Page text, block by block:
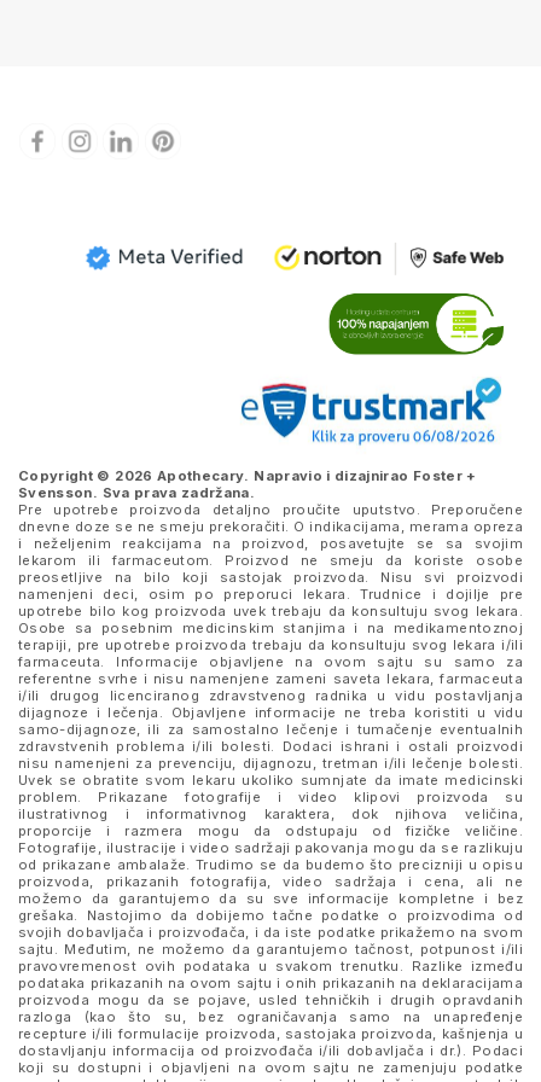
Copyright © 2026 Apothecary. Napravio i dizajnirao Foster +
Svensson. Sva prava zadržana.
Pre upotrebe proizvoda detaljno proučite uputstvo. Preporučene
dnevne doze se ne smeju prekoračiti. O indikacijama, merama opreza
i neželjenim reakcijama na proizvod, posavetujte se sa svojim
lekarom ili farmaceutom. Proizvod ne smeju da koriste osobe
preosetljive na bilo koji sastojak proizvoda. Nisu svi proizvodi
namenjeni deci, osim po preporuci lekara. Trudnice i dojilje pre
upotrebe bilo kog proizvoda uvek trebaju da konsultuju svog lekara.
Osobe sa posebnim medicinskim stanjima i na medikamentoznoj
terapiji, pre upotrebe proizvoda trebaju da konsultuju svog lekara i/ili
farmaceuta. Informacije objavljene na ovom sajtu su samo za
referentne svrhe i nisu namenjene zameni saveta lekara, farmaceuta
i/ili drugog licenciranog zdravstvenog radnika u vidu postavljanja
dijagnoze i lečenja. Objavljene informacije ne treba koristiti u vidu
samo-dijagnoze, ili za samostalno lečenje i tumačenje eventualnih
zdravstvenih problema i/ili bolesti. Dodaci ishrani i ostali proizvodi
nisu namenjeni za prevenciju, dijagnozu, tretman i/ili lečenje bolesti.
Uvek se obratite svom lekaru ukoliko sumnjate da imate medicinski
problem. Prikazane fotografije i video klipovi proizvoda su
ilustrativnog i informativnog karaktera, dok njihova veličina,
proporcije i razmera mogu da odstupaju od fizičke veličine.
Fotografije, ilustracije i video sadržaji pakovanja mogu da se razlikuju
od prikazane ambalaže. Trudimo se da budemo što precizniji u opisu
proizvoda, prikazanih fotografija, video sadržaja i cena, ali ne
možemo da garantujemo da su sve informacije kompletne i bez
grešaka. Nastojimo da dobijemo tačne podatke o proizvodima od
svojih dobavljača i proizvođača, i da iste podatke prikažemo na svom
sajtu. Međutim, ne možemo da garantujemo tačnost, potpunost i/ili
pravovremenost ovih podataka u svakom trenutku. Razlike između
podataka prikazanih na ovom sajtu i onih prikazanih na deklaracijama
proizvoda mogu da se pojave, usled tehničkih i drugih opravdanih
razloga (kao što su, bez ograničavanja samo na unapređenje
recepture i/ili formulacije proizvoda, sastojaka proizvoda, kašnjenja u
dostavljanju informacija od proizvođača i/ili dobavljača i dr.). Podaci
koji su dostupni i objavljeni na ovom sajtu ne zamenjuju podatke